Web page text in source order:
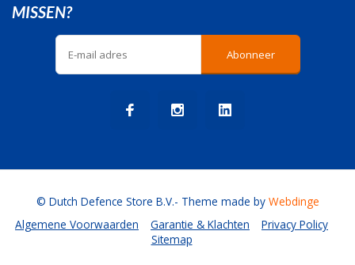
MISSEN?
Abonneer
Algemene Voorwaarden Garantie & Klachten
Privacy Policy
Sitemap
© Dutch Defence Store B.V.- Theme made by Webdinge